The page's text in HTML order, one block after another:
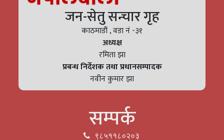
जन-सेतु सन्चार गृह
काठमाडौं , वडा नं -३१
अध्यक्ष
रमिता झा
प्रबन्ध निर्देशक तथा प्रधानसम्पादक
नवीन कुमार झा
सम्पर्क
९८५११८०२०३